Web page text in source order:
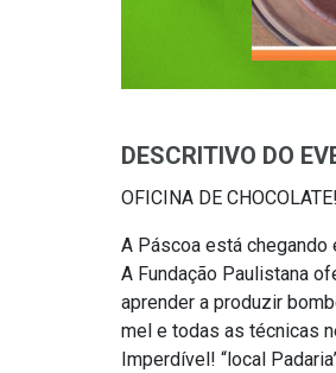
DESCRITIVO DO
OFICINA DE
A Páscoa está chegando
A Fundação Paulistana
aprender a produzir
mel e todas as técnicas
Imperdível! “local